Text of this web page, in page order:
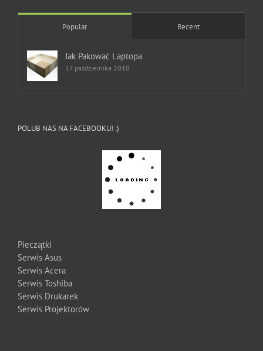
Popular Recent
Jak Pakować Laptopa
17 października 2010
POLUB NAS NA FACEBOOKU! :)
Pieczątki
Serwis Asus
Serwis Acera
Serwis Toshiba
Serwis Drukarek
Serwis Projektorów